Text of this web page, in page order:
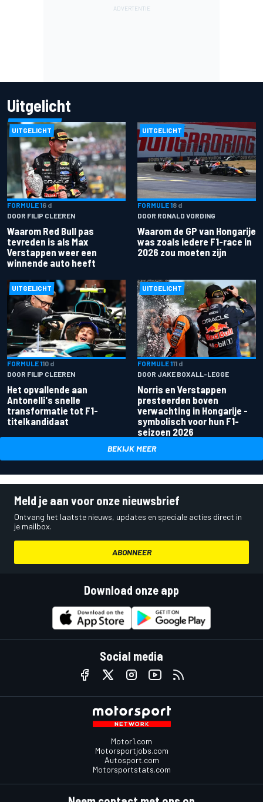
Uitgelicht
UITGELICHT
FORMULE 16 d
DOOR FILIP CLEEREN
Waarom Red Bull pas
tevreden is als Max
Verstappen weer een
winnende auto heeft
UITGELICHT
FORMULE 18 d
DOOR RONALD VORDING
Waarom de GP van Hongarije
was zoals iedere F1-race in
2026 zou moeten zijn
UITGELICHT
FORMULE 110 d
DOOR FILIP CLEEREN
Het opvallende aan
Antonelli's snelle
transformatie tot F1-
titelkandidaat
UITGELICHT
FORMULE 111 d
DOOR JAKE BOXALL-LEGGE
Norris en Verstappen
presteerden boven
verwachting in Hongarije -
symbolisch voor hun F1-
seizoen 2026
BEKIJK MEER
Meld je aan voor onze nieuwsbrief
Ontvang het laatste nieuws, updates en speciale acties direct in
je mailbox.
ABONNEER
Download onze app
Social media
Motor1.com
Motorsportjobs.com
Autosport.com
Motorsportstats.com